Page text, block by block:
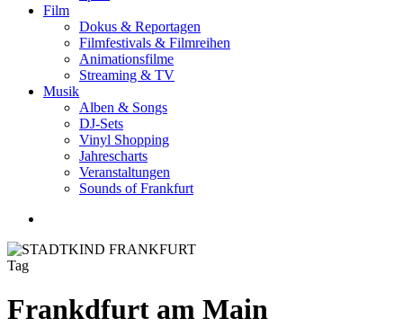
Film
Dokus & Reportagen
Filmfestivals & Filmreihen
Animationsfilme
Streaming & TV
Musik
Alben & Songs
DJ-Sets
Vinyl Shopping
Jahrescharts
Veranstaltungen
Sounds of Frankfurt
Tag
Frankdfurt am Main